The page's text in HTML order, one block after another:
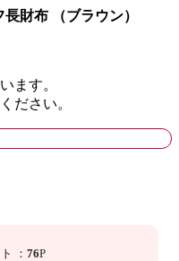
財布 （ブラウン）
ます。
ださい。
： 76P